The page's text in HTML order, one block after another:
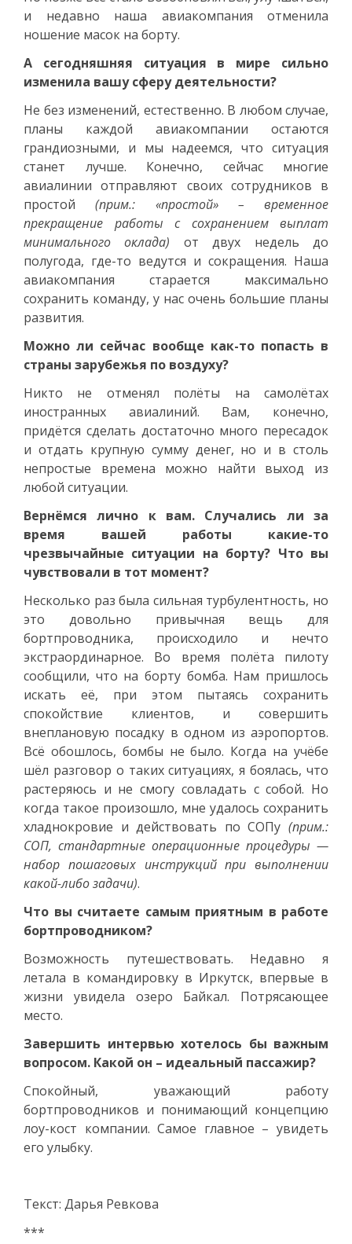
и недавно наша авиакомпания отменила
ношение масок на борту.
А сегодняшняя ситуация в мире сильно
изменила вашу сферу деятельности?
Не без изменений, естественно. В любом случае,
планы каждой авиакомпании остаются
грандиозными, и мы надеемся, что ситуация
станет лучше. Конечно, сейчас многие
авиалинии отправляют своих сотрудников в
простой(прим.: «простой» – временное
прекращение работы с сохранением выплат
минимального оклада) от двух недель до
полугода, где-то ведутся и сокращения. Наша
авиакомпания старается максимально
сохранить команду, у нас очень большие планы
развития.
Можно ли сейчас вообще как-то попасть в
страны зарубежья по воздуху?
Никто не отменял полёты на самолётах
иностранных авиалиний. Вам, конечно,
придётся сделать достаточно много пересадок
и отдать крупную сумму денег, но и в столь
непростые времена можно найти выход из
любой ситуации.
Вернёмся лично к вам. Случались ли за
время вашей работы какие-то
чрезвычайные ситуации на борту? Что вы
чувствовали в тот момент?
Несколько раз была сильная турбулентность, но
это довольно привычная вещь для
бортпроводника, происходило и нечто
экстраординарное. Во время полёта пилоту
сообщили, что на борту бомба. Нам пришлось
искать её, при этом пытаясь сохранить
спокойствие клиентов, и совершить
внеплановую посадку в одном из аэропортов.
Всё обошлось, бомбы не было. Когда на учёбе
шёл разговор о таких ситуациях, я боялась, что
растеряюсь и не смогу совладать с собой. Но
когда такое произошло, мне удалось сохранить
хладнокровие и действовать по СОПу (прим.:
СОП, стандартные операционные процедуры —
набор пошаговых инструкций при выполнении
какой-либо задачи).
Что вы считаете самым приятным в работе
бортпроводником?
Возможность путешествовать. Недавно я
летала в командировку в Иркутск, впервые в
жизни увидела озеро Байкал. Потрясающее
место.
Завершить интервью хотелось бы важным
вопросом. Какой он – идеальный пассажир?
Спокойный, уважающий работу
бортпроводников и понимающий концепцию
лоу-кост компании. Самое главное – увидеть
его улыбку.
Текст: Дарья Ревкова
***